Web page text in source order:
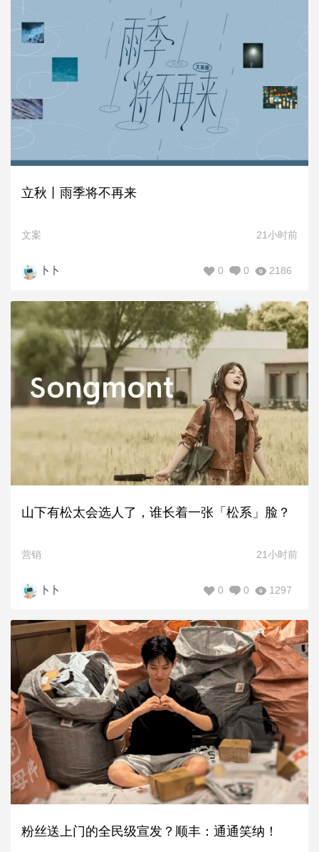
立秋丨雨季将不再来
文案 21小时前
卜卜 2186
0
0
山下有松太会选人了，谁长着一张「松系」脸？
营销 21小时前
卜卜 1297
0
0
粉丝送上门的全民级宣发？顺丰：通通笑纳！